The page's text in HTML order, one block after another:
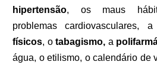
hipertensão, os maus
problemas cardiovasculares,
físicos, otabagismo, a
água, o etilismo, o calendário de